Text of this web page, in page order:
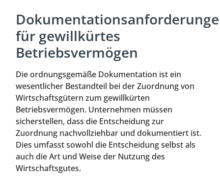
für gewillkürtes
Betriebsvermögen
Die ordnungsgemäße Dokumentation ist ein
wesentlicher Bestandteil bei der Zuordnung von
Wirtschaftsgütern zum gewillkürten
Betriebsvermögen. Unternehmen müssen
sicherstellen, dass die Entscheidung zur
Zuordnung nachvollziehbar und dokumentiert ist.
Dies umfasst sowohl die Entscheidung selbst als
auch die Art und Weise der Nutzung des
Wirtschaftsgutes.